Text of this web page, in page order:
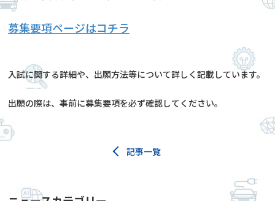
募集要項ページはコチラ
入試に関する詳細や、出願方法等について詳しく記載しています。
出願の際は、事前に募集要項を必ず確認してください。
記事一覧